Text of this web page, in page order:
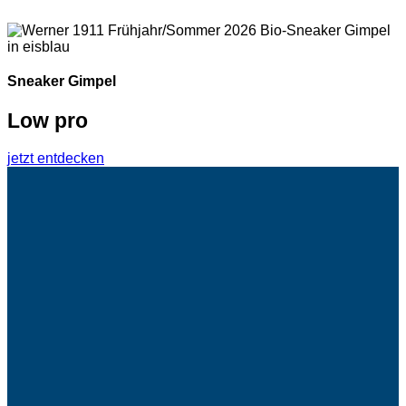
Sneaker Gimpel
Low pro
jetzt entdecken